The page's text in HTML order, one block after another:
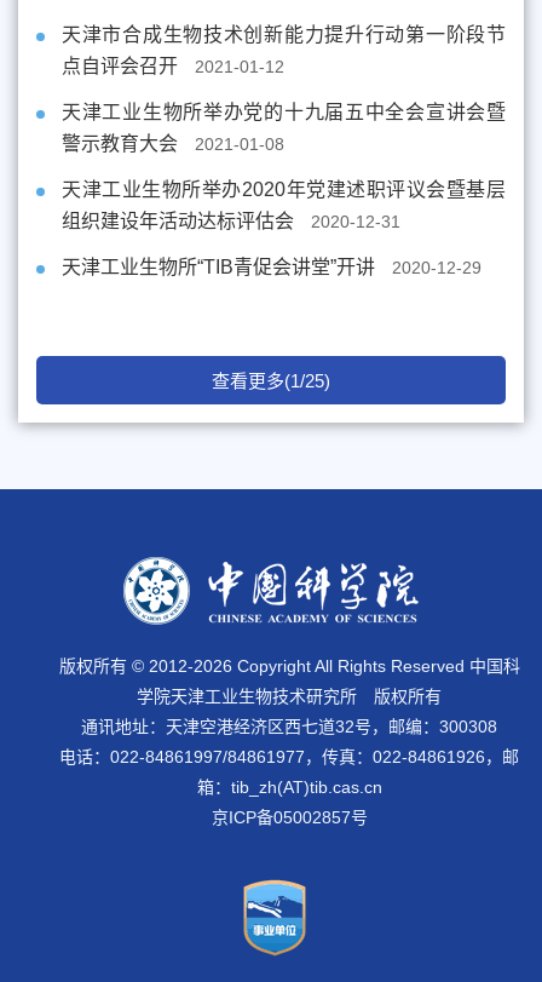
天津市合成生物技术创新能力提升行动第一阶段节
点自评会召开
2021-01-12
天津工业生物所举办党的十九届五中全会宣讲会暨
警示教育大会
2021-01-08
天津工业生物所举办2020年党建述职评议会暨基层
组织建设年活动达标评估会
2020-12-31
天津工业生物所“TIB青促会讲堂”开讲 2020-12-29
查看更多(1/25)
版权所有 © 2012-2026 Copyright All Rights Reserved 中国科
学院天津工业生物技术研究所 版权所有
通讯地址：天津空港经济区西七道32号，邮编：300308
电话：022-84861997/84861977，传真：022-84861926，邮
箱：tib_zh(AT)tib.cas.cn
京ICP备05002857号